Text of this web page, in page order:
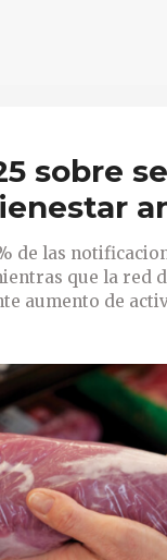
sobre
de las
que la red
aumento de